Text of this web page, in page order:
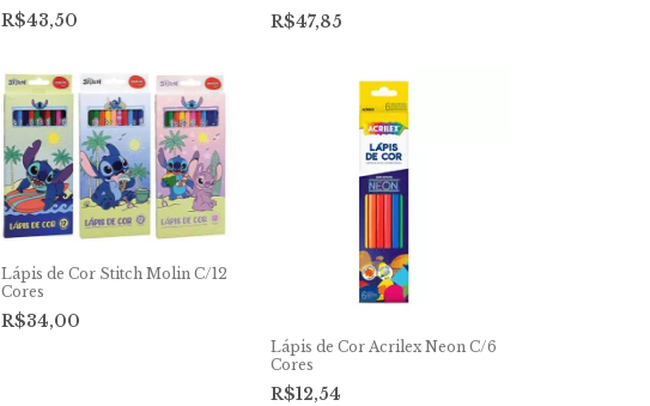
R$43,50 R$47,85
Lápis de Cor Stitch Molin C/12
Cores
R$34,00
Lápis de Cor Acrilex Neon C/6
Cores
R$12,54